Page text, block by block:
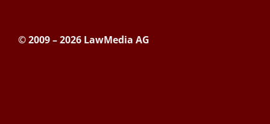
© 2009 – 2026 LawMedia AG